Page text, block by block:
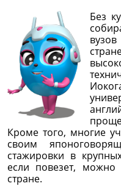
Без
Кроме того, многие
своим
стажировки в
если повезет, можно
стране.